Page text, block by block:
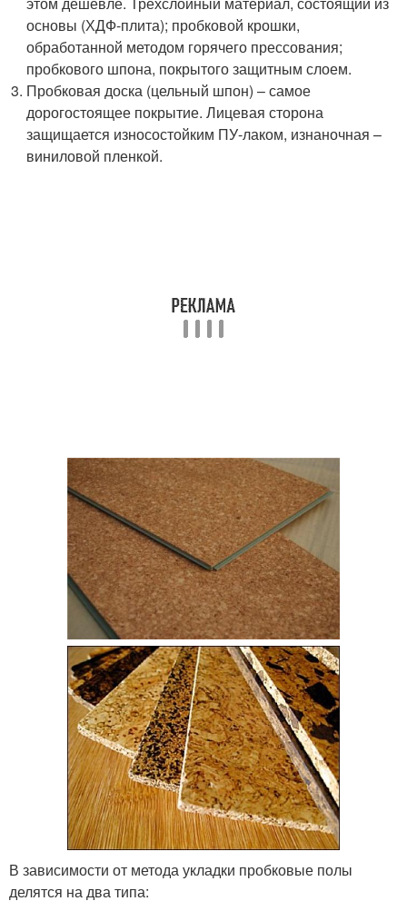
основы (ХДФ-плита); пробковой крошки,
обработанной методом горячего прессования;
пробкового шпона, покрытого защитным слоем.
Пробковая доска (цельный шпон) – самое
дорогостоящее покрытие. Лицевая сторона
защищается износостойким ПУ-лаком, изнаночная –
виниловой пленкой.
В зависимости от метода укладки пробковые полы
делятся на два типа: